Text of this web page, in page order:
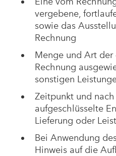
vergebene,
sowie das
Rechnung
Menge und Art
Rechnung
sonstigen
Zeitpunkt und nach
aufgeschlüsselte
Lieferung oder
Bei Anwendung
Hinweis auf die